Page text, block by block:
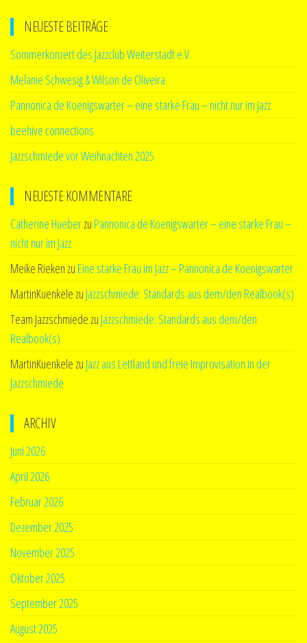
NEUESTE BEITRÄGE
Sommerkonzert des Jazzclub Weiterstadt e.V.
Melanie Schwesig & Wilson de Oliveira
Pannonica de Koenigswarter – eine starke Frau – nicht nur im Jazz
beehive connections
Jazzschmiede vor Weihnachten 2025
NEUESTE KOMMENTARE
Catherine Hueberzu Pannonica de Koenigswarter – eine starke Frau –
nicht nur im Jazz
Meike Rieken zu Eine starke Frau im Jazz – Pannonica de Koenigswarter
MartinKuenkele zu Jazzschmiede: Standards aus dem/den Realbook(s)
Team Jazzschmiede zu Jazzschmiede: Standards aus dem/den
Realbook(s)
MartinKuenkele zu Jazz aus Lettland und freie Improvisation in der
Jazzschmiede
ARCHIV
Juni 2026
April 2026
Februar 2026
Dezember 2025
November 2025
Oktober 2025
September 2025
August 2025